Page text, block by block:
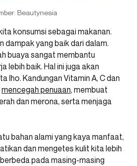
Beautynesia
konsumsi sebagai makanan.
dampak yang baik dari dalam.
buaya sangat membantu
lebih baik. Hal ini juga akan
lho. Kandungan Vitamin A, C dan
mencegah penuaan, membuat
dan merona, serta menjaga
bahan alami yang kaya manfaat,
dan mengetes kulit kita lebih
pada masing-masing